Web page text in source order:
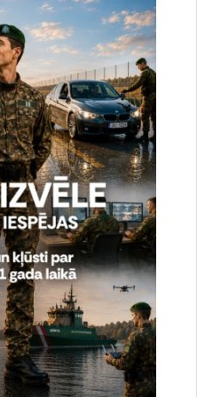
Latvijas – Baltkrievijas valsts
nelikumīgas…
robežas un valsts
amatpersonas novērsušas 105
Latvijas – Baltkrievijas valsts
nelikumīgas…
robežas un valsts
amatpersonas novērsušas 64